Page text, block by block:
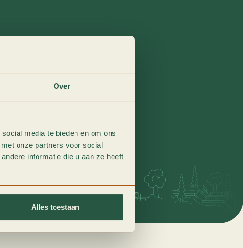
Over
media te bieden en om ons
onze partners voor social
informatie die u aan ze heeft
Alles toestaan